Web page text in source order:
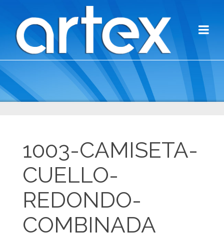
1003-CAMISETA-
CUELLO-
REDONDO-
COMBINADA